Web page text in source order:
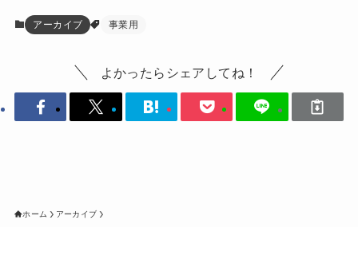
アーカイブ 事業用
よかったらシェアしてね！
ホーム アーカイブ